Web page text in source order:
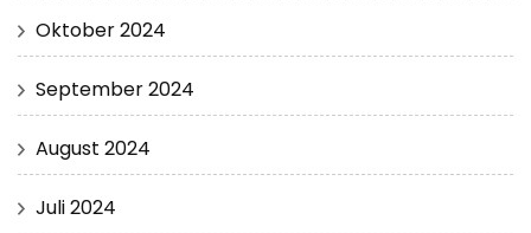
Oktober 2024
September 2024
August 2024
Juli 2024